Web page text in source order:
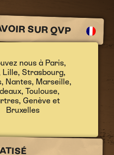
SUR QVP
nous à Paris,
Lille, Strasbourg,
, Nantes, Marseille,
, Toulouse,
, Genève et
Bruxelles